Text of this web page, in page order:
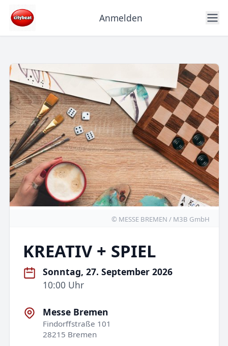
Anmelden
© MESSE BREMEN / M3B GmbH
KREATIV + SPIEL
Sonntag, 27. September 2026
10:00 Uhr
Messe Bremen
Findorffstraße 101
28215 Bremen